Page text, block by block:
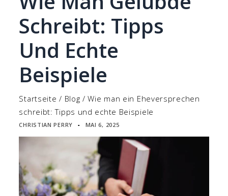
Schreibt: Tipps
Und Echte
Beispiele
Startseite / Blog /Wie man ein Eheversprechen
schreibt: Tipps und echte Beispiele
CHRISTIAN PERRY ▪ MAI 6, 2025